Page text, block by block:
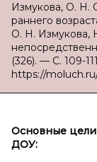
Измукова, О. Н.
раннего
О. Н. Измукова,
(326). — С. 109-
https://
Основные цели
ДОУ: